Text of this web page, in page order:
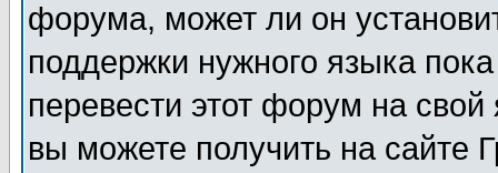
форума, может ли он
поддержки нужного языка
перевести этот форум на
вы можете получить на сайте